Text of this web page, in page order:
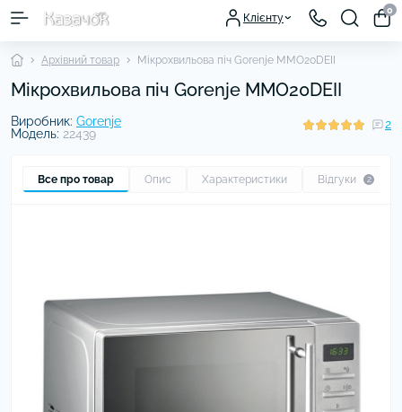
Клієнту
0
Архівний товар Мікрохвильова піч Gorenje MMO20DEII
Мікрохвильова піч Gorenje MMO20DEII
Виробник: Gorenje
Модель: 22439
2
Все про товар Опис Характеристики Відгуки 2